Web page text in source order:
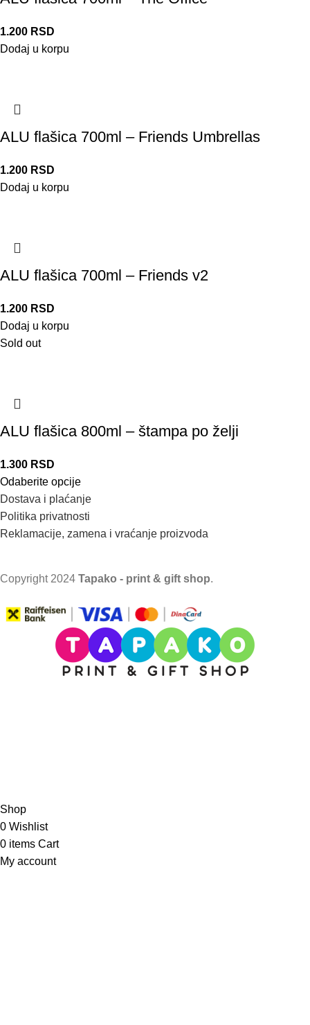
1.200 RSD
Dodaj u korpu
ALU flašica 700ml – Friends Umbrellas
1.200 RSD
Dodaj u korpu
ALU flašica 700ml – Friends v2
1.200 RSD
Dodaj u korpu
Sold out
ALU flašica 800ml – štampa po želji
1.300 RSD
Odaberite opcije
Dostava i plaćanje
Politika privatnosti
Reklamacije, zamena i vraćanje proizvoda
Copyright 2024 Tapako - print & gift shop.
Shop
0 Wishlist
0 items Cart
My account